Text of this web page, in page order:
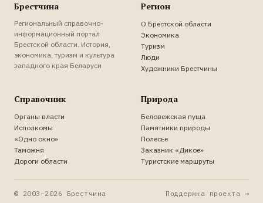
Брестчина
Региональный справочно-
информационный портал
Брестской области. История,
экономика, туризм и культура
западного края Беларуси
Регион
О Брестской области
Экономика
Туризм
Люди
Художники Брестчины
Справочник
Органы власти
Исполкомы
«Одно окно»
Таможня
Дороги области
Природа
Беловежская пуща
Памятники природы
Полесье
Заказник «Дикое»
Туристские маршруты
© 2003–2026 Брестчина Поддержка проекта →